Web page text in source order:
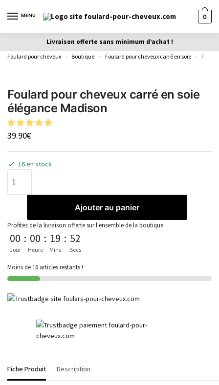
MENU 0
Livraison offerte sans minimum d’achat !
Foulard pour cheveux » Boutique » Foulard pour cheveux carré en soie » Foulard pour cheveux carré en soie élégance Madison
Foulard pour cheveux carré en soie
élégance Madison
39.90€
16 en stock
Ajouter au panier
Profitez de la livraison offerte sur l'ensemble de la boutique
00
Jour
: 00
Heure
: 19
Mins
: 52
Secs
Moins de 16 articles restants !
Fiche Produit Description